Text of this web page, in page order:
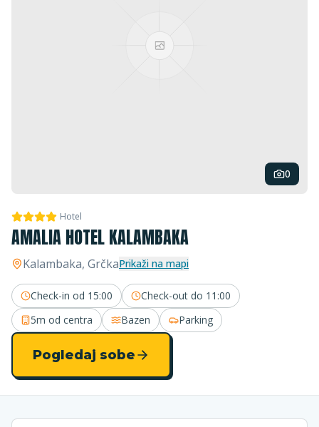
0
Hotel
AMALIA HOTEL KALAMBAKA
Kalambaka, GrčkaPrikaži na mapi
Check-in od 15:00 Check-out do 11:00
5m od centra Bazen Parking
Pogledaj sobe